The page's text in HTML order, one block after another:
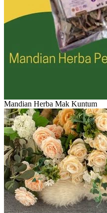
Mandian Herba Mak Kuntum